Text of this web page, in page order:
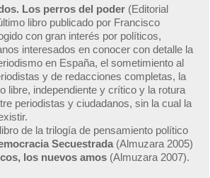
Los perros del poder (Editorial
libro publicado por Francisco
con gran interés por políticos,
interesados en conocer con detalle la
en España, el sometimiento al
y de redacciones completas, la
libre, independiente y crítico y la rotura
periodistas y ciudadanos, sin la cual la
de la trilogía de pensamiento político
Secuestrada (Almuzara 2005)
los nuevos amos (Almuzara 2007).